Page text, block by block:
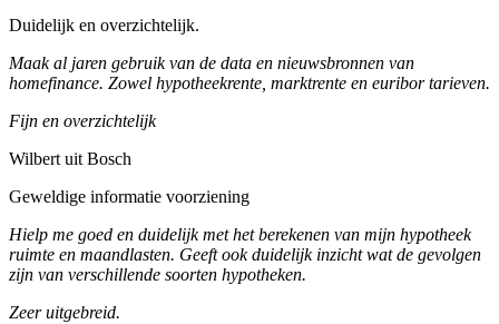
Duidelijk en overzichtelijk.
Maak al jaren gebruik van de data en nieuwsbronnen van
homefinance. Zowel hypotheekrente, marktrente en euribor tarieven.
Fijn en overzichtelijk
Wilbert uit Bosch
Geweldige informatie voorziening
Hielp me goed en duidelijk met het berekenen van mijn hypotheek
ruimte en maandlasten. Geeft ook duidelijk inzicht wat de gevolgen
zijn van verschillende soorten hypotheken.
Zeer uitgebreid.